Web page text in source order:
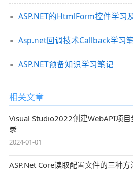
ASP.NET的HtmlForm控件学习
Asp.net回调技术Callback学习
ASP.NET预备知识学习笔记
相关文章
Visual Studio2022创建WebAPI项目
录
2024-01-01
ASP.Net Core读取配置文件的三种方